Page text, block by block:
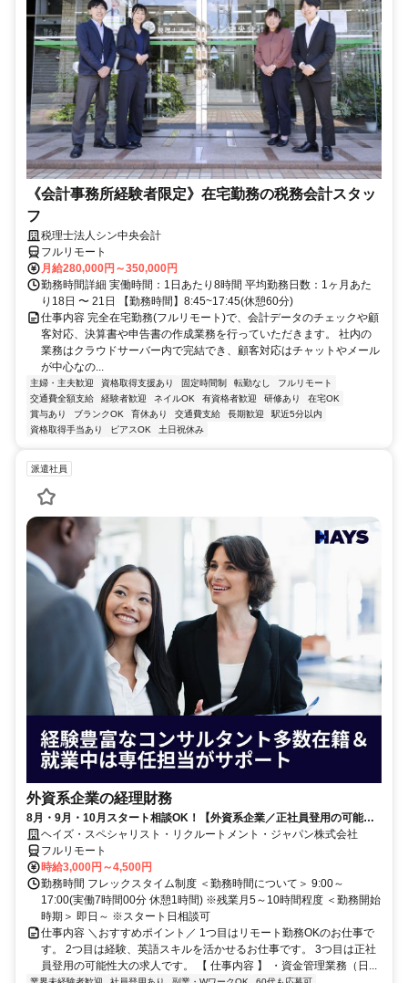
《会計事務所経験者限定》在宅勤務の税務会計スタッ
フ
税理士法人シン中央会計
フルリモート
月給280,000円～350,000円
勤務時間詳細 実働時間：1日あたり8時間 平均勤務日数：1ヶ月あた
り18日 〜 21日 【勤務時間】8:45~17:45(休憩60分)
仕事内容 完全在宅勤務(フルリモート)で、会計データのチェックや顧
客対応、決算書や申告書の作成業務を行っていただきます。 社内の
業務はクラウドサーバー内で完結でき、顧客対応はチャットやメール
が中心なの...
主婦・主夫歓迎 資格取得支援あり 固定時間制 転勤なし
フルリモート
交通費全額支給
経験者歓迎 ネイルOK 有資格者歓迎 研修あり
在宅OK
賞与あり
ブランクOK 育休あり 交通費支給 長期歓迎
駅近5分以内
資格取得手当あり
ピアスOK 土日祝休み
派遣社員
外資系企業の経理財務
8月・9月・10月スタート相談OK！【外資系企業／正社員登用の可能性
大／700万～800万／リモート勤務OK】経理財務
ヘイズ・スペシャリスト・リクルートメント・ジャパン株式会社
フルリモート
時給3,000円～4,500円
勤務時間 フレックスタイム制度 ＜勤務時間について＞ 9:00～
17:00(実働7時間00分 休憩1時間) ※残業月5～10時間程度 ＜勤務開始
時期＞ 即日～ ※スタート日相談可
仕事内容 ＼おすすめポイント／ 1つ目はリモート勤務OKのお仕事で
す。 2つ目は経験、英語スキルを活かせるお仕事です。 3つ目は正社
員登用の可能性大の求人です。 【 仕事内容 】 ・資金管理業務（日...